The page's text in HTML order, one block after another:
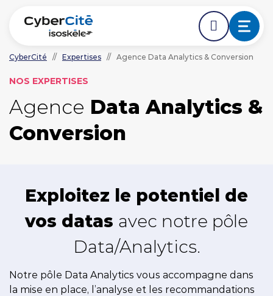
ACCÉDER DIRECTEMENT AU CONTENU PRINCIPAL
Nos clients
NOUS CONTACTER
DIRECTEMENT AVANT LE DÉBUT DE LA
CyberCité // Expertises // Agence Data Analytics & Conversion
NOS EXPERTISES
Agence Data Analytics &
Conversion
Exploitez le potentiel de
vos datas avec notre pôle
Data/Analytics​.
Notre pôle Data Analytics vous accompagne dans
la mise en place, l’analyse et les recommandations